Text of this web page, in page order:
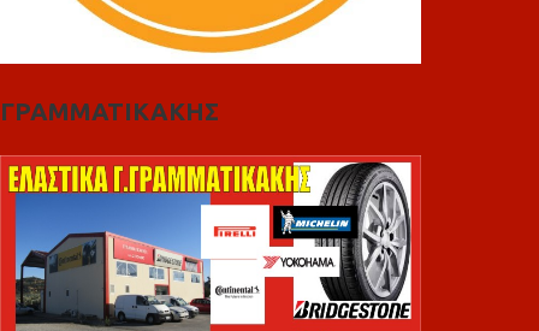
ΓΡΑΜΜΑΤΙΚΑΚΗΣ